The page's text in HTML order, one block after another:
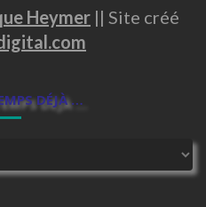
Heymer || Site créé
DÉJÀ …